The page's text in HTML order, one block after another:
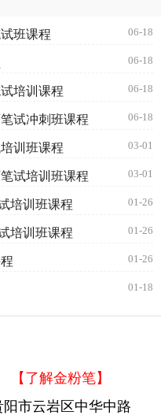
班课程 06-18
06-18
培训课程 06-18
试冲刺班课程 06-18
训班课程 03-01
试培训班课程 03-01
培训班课程 01-26
培训班课程 01-26
01-26
01-18
【了解金粉笔】
阳市云岩区中华中路